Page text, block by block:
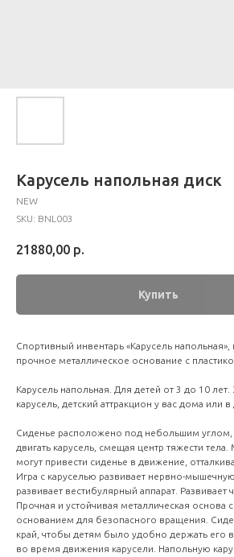
Карусель напольная диск
NEW
SKU: BNL003
21880,00 р.
Купить
Спортивный инвентарь «Карусель
прочное металлическое основание с
Карусель напольная. Для детей от 3 до 10
карусель, детский аттракцион у вас дома или
Сиденье расположено под небольшим
двигать карусель, смещая центр тяжести
могут привести сиденье в движение,
Игра с каруселью развивает нервно-
развивает вестибулярный аппарат. Развивает
Прочная и устойчивая металлическая основа
основанием для безопасного вращения.
край, чтобы детям было удобно держать его в
во время движения карусели. Напольную